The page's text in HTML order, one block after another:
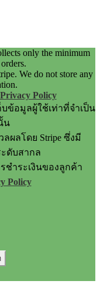
only the minimum
We do not store any
Privacy Policy
บข้อมูลผู้ใช้เท่าที่จำเป็น
น
ผลโดย Stripe ซึ่งมี
ดับสากล
ชำระเงินของลูกค้า
Policy